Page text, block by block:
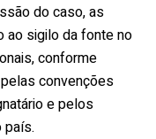
do caso, as
ao sigilo da fonte no
conforme
convenções
e pelos
país.